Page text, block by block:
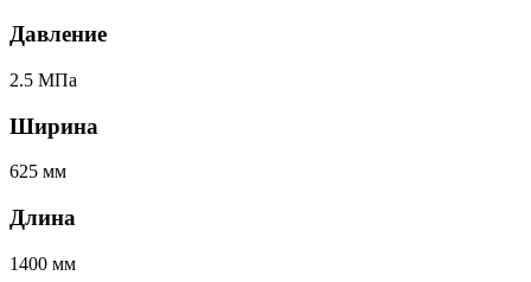
Давление
2.5 МПа
Ширина
625 мм
Длина
1400 мм